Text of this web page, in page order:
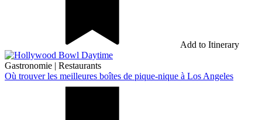
Add to Itinerary
Gastronomie | Restaurants
Où trouver les meilleures boîtes de pique-nique à Los Angeles